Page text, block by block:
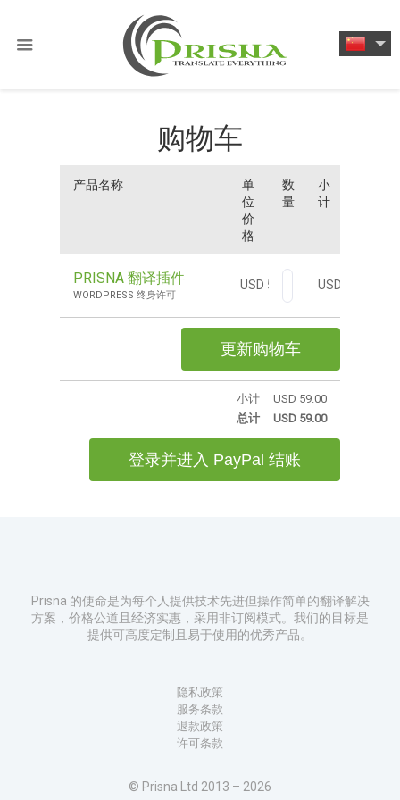
购物车
产品名称
单
位
价
格
数
量
小
计
更新购物车
PRISNA 翻译插件
WORDPRESS 终身许可
USD 59.00 USD 59.00
总计 USD 59.00
小计 USD 59.00
登录并进入 PayPal 结账
Prisna 的使命是为每个人提供技术先进但操作简单的翻译解决
方案，价格公道且经济实惠，采用非订阅模式。我们的目标是
提供可高度定制且易于使用的优秀产品。
隐私政策
服务条款
退款政策
许可条款
© Prisna Ltd 2013 – 2026